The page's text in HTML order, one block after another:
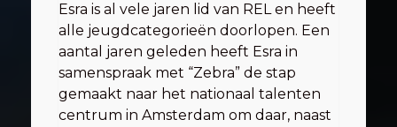
Esra is al vele jaren lid van REL en heeft
alle jeugdcategorieën doorlopen. Een
aantal jaren geleden heeft Esra in
samenspraak met “Zebra” de stap
gemaakt naar het nationaal talenten
centrum in Amsterdam om daar, naast